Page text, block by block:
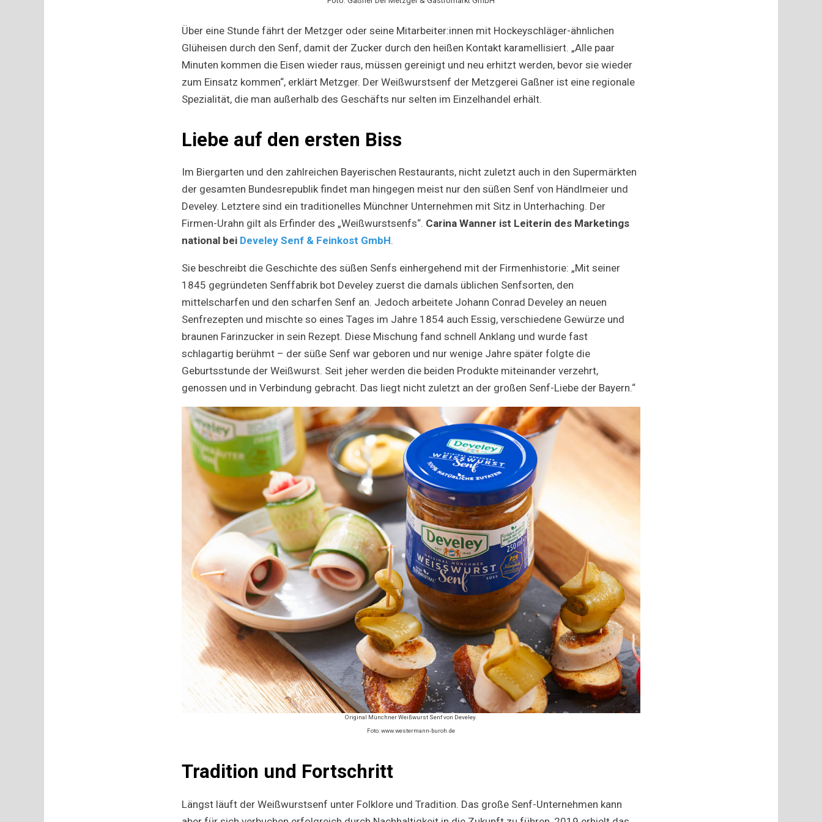
Über eine Stunde fährt der Metzger oder seine Mitarbeiter:innen mit Hockeyschläger-ähnlichen
Glüheisen durch den Senf, damit der Zucker durch den heißen Kontakt karamellisiert. „Alle paar
Minuten kommen die Eisen wieder raus, müssen gereinigt und neu erhitzt werden, bevor sie wieder
zum Einsatz kommen“, erklärt Metzger. Der Weißwurstsenf der Metzgerei Gaßner ist eine regionale
Spezialität, die man außerhalb des Geschäfts nur selten im Einzelhandel erhält.
Liebe auf den ersten Biss
Im Biergarten und den zahlreichen Bayerischen Restaurants, nicht zuletzt auch in den Supermärkten
der gesamten Bundesrepublik findet man hingegen meist nur den süßen Senf von Händlmeier und
Develey. Letztere sind ein traditionelles Münchner Unternehmen mit Sitz in Unterhaching. Der
Firmen-Urahn gilt als Erfinder des „Weißwurstsenfs“. Carina Wanner ist Leiterin des Marketings
national bei Develey Senf & Feinkost GmbH.
Sie beschreibt die Geschichte des süßen Senfs einhergehend mit der Firmenhistorie: „Mit seiner
1845 gegründeten Senffabrik bot Develey zuerst die damals üblichen Senfsorten, den
mittelscharfen und den scharfen Senf an. Jedoch arbeitete Johann Conrad Develey an neuen
Senfrezepten und mischte so eines Tages im Jahre 1854 auch Essig, verschiedene Gewürze und
braunen Farinzucker in sein Rezept. Diese Mischung fand schnell Anklang und wurde fast
schlagartig berühmt – der süße Senf war geboren und nur wenige Jahre später folgte die
Geburtsstunde der Weißwurst. Seit jeher werden die beiden Produkte miteinander verzehrt,
genossen und in Verbindung gebracht. Das liegt nicht zuletzt an der großen Senf-Liebe der Bayern.“
Original Münchner Weißwurst Senf von Develey.
Foto: www.westermann-buroh.de
Tradition und Fortschritt
Längst läuft der Weißwurstsenf unter Folklore und Tradition. Das große Senf-Unternehmen kann